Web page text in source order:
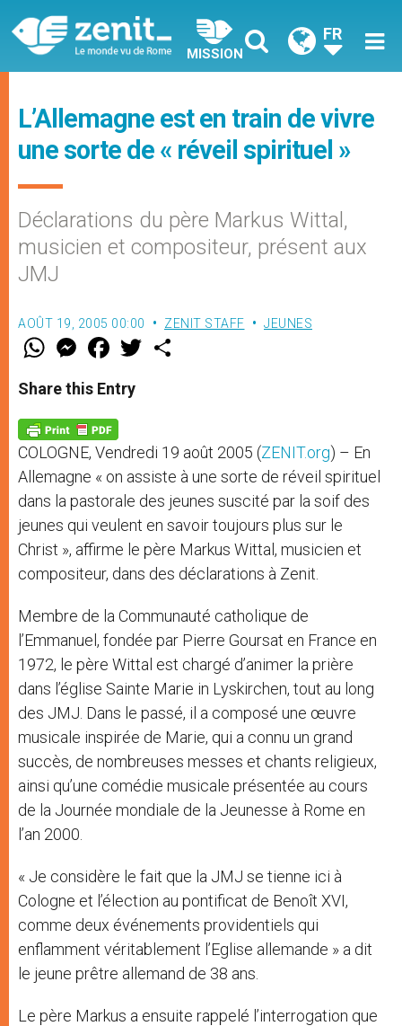
MISSION
FR
L’Allemagne est en train de vivre
une sorte de « réveil spirituel »
Déclarations du père Markus Wittal,
musicien et compositeur, présent aux
JMJ
AOÛT 19, 2005 00:00 ZENIT STAFF JEUNES
W
t
s
p
p
M
e
s
e
g
e
r
F
a
e
b
o
k
w
Share this Entry
COLOGNE, Vendredi 19 août 2005 (ZENIT.org) – En
Allemagne « on assiste à une sorte de réveil spirituel
dans la pastorale des jeunes suscité par la soif des
jeunes qui veulent en savoir toujours plus sur le
Christ », affirme le père Markus Wittal, musicien et
compositeur, dans des déclarations à Zenit.
Membre de la Communauté catholique de
l’Emmanuel, fondée par Pierre Goursat en France en
1972, le père Wittal est chargé d’animer la prière
dans l’église Sainte Marie in Lyskirchen, tout au long
des JMJ. Dans le passé, il a composé une œuvre
musicale inspirée de Marie, qui a connu un grand
succès, de nombreuses messes et chants religieux,
ainsi qu’une comédie musicale présentée au cours
de la Journée mondiale de la Jeunesse à Rome en
l’an 2000.
« Je considère le fait que la JMJ se tienne ici à
Cologne et l’élection au pontificat de Benoît XVI,
comme deux événements providentiels qui
enflamment véritablement l’Eglise allemande » a dit
le jeune prêtre allemand de 38 ans.
Le père Markus a ensuite rappelé l’interrogation que